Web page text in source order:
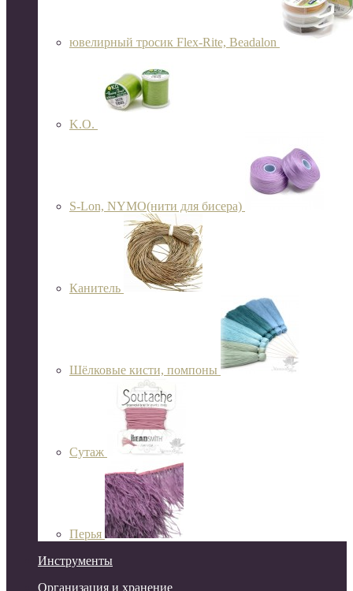
ювелирный тросик Flex-Rite, Beadalon
K.O.
S-Lon, NYMO(нити для бисера)
Канитель
Шёлковые кисти, помпоны
Сутаж
Перья
Инструменты
Организация и хранение